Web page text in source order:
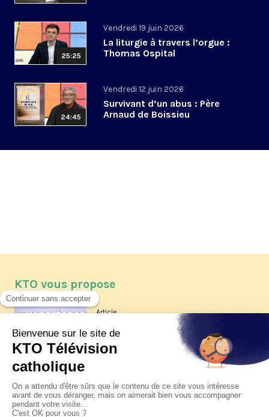
25:25
Vendredi 19 juin 2026
La liturgie à travers l’orgue :
Thomas Ospital
24:45
Vendredi 12 juin 2026
Survivant d’un abus : Père
Arnaud de Boissieu
KTO vous propose
Article
Les reportages d'été 2026 de KTO
La visite pastorale du pape Léon
XIV à Assise à suivre sur KTO le
jeudi 6 août